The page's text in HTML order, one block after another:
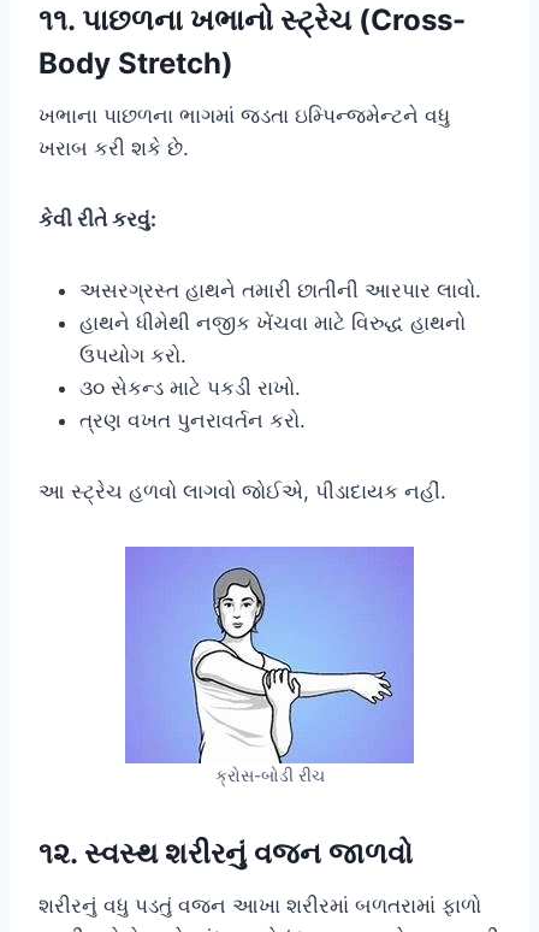
૧૧. પાછળના ખભાનો સ્ટ્રેચ (Cross-
Body Stretch)
ખભાના પાછળના ભાગમાં જડતા ઇમ્પિન્જમેન્ટને વધુ
ખરાબ કરી શકે છે.
કેવી રીતે કરવું:
અસરગ્રસ્ત હાથને તમારી છાતીની આરપાર લાવો.
હાથને ધીમેથી નજીક ખેંચવા માટે વિરુદ્ધ હાથનો
ઉપયોગ કરો.
૩૦ સેકન્ડ માટે પકડી રાખો.
ત્રણ વખત પુનરાવર્તન કરો.
આ સ્ટ્રેચ હળવો લાગવો જોઈએ, પીડાદાયક નહીં.
ક્રોસ-બોડી રીચ
૧૨. સ્વસ્થ શરીરનું વજન જાળવો
શરીરનું વધુ પડતું વજન આખા શરીરમાં બળતરામાં ફાળો